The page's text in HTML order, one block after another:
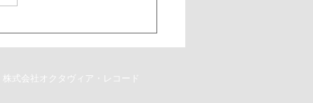
株式会社オクタヴィア・レコード